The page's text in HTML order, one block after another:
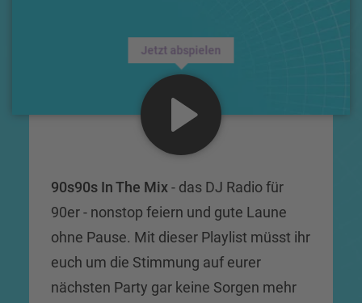
Jetzt abspielen
90s90s In The Mix- das DJ Radio für
90er - nonstop feiern und gute Laune
ohne Pause. Mit dieser Playlist müsst ihr
euch um die Stimmung auf eurer
nächsten Party gar keine Sorgen mehr